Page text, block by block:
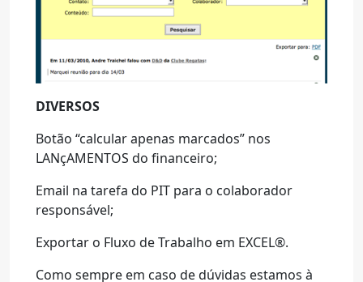
DIVERSOS
Botão “calcular apenas marcados” nos
LANçAMENTOS do financeiro;
Email na tarefa do PIT para o colaborador
responsável;
Exportar o Fluxo de Trabalho em EXCEL®.
Como sempre em caso de dúvidas estamos à